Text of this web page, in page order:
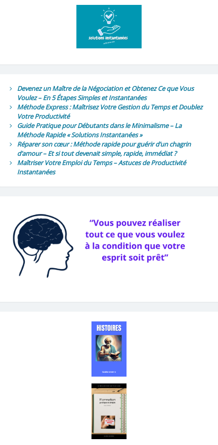
Devenez un Maître de la Négociation et Obtenez Ce que Vous
Voulez – En 5 Étapes Simples et Instantanées
Méthode Express : Maîtrisez Votre Gestion du Temps et Doublez
Votre Productivité
Guide Pratique pour Débutants dans le Minimalisme – La
Méthode Rapide « Solutions Instantanées »
Réparer son cœur : Méthode rapide pour guérir d’un chagrin
d’amour – Et si tout devenait simple, rapide, immédiat ?
Maîtriser Votre Emploi du Temps – Astuces de Productivité
Instantanées